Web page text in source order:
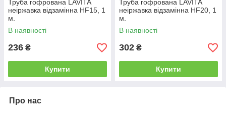
Труба гофрована LAVITA
неіржавка відзамінна HF15, 1
м.
В наявності
236 ₴
Купити
Труба гофрована LAVITA
неіржавка відзамінна HF20, 1
м.
В наявності
302 ₴
Купити
Про нас